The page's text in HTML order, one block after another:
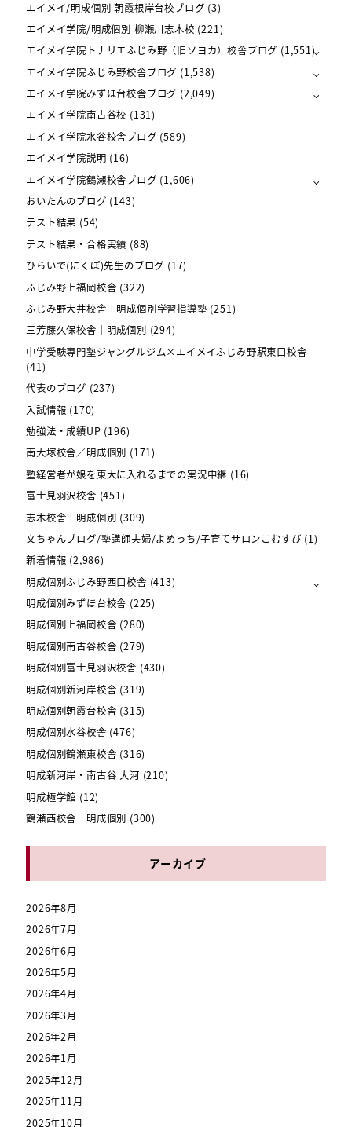
エイメイ/明成個別 朝霞根岸台校ブログ (3)
エイメイ学院/明成個別 柳瀬川志木校 (221)
エイメイ学院トナリエふじみ野（旧ソヨカ）校舎ブログ (1,551)
エイメイ学院ふじみ野校舎ブログ (1,538)
エイメイ学院みずほ台校舎ブログ (2,049)
エイメイ学院南古谷校 (131)
エイメイ学院水谷校舎ブログ (589)
エイメイ学院説明 (16)
エイメイ学院鶴瀬校舎ブログ (1,606)
おいたんのブログ (143)
テスト結果 (54)
テスト結果・合格実績 (88)
ひらいで(にくぽ)先生のブログ (17)
ふじみ野上福岡校舎 (322)
ふじみ野大井校舎｜明成個別学習指導塾 (251)
三芳藤久保校舎｜明成個別 (294)
中学受験専門塾ジャングルジム×エイメイふじみ野駅東口校舎
(41)
代表のブログ (237)
入試情報 (170)
勉強法・成績UP (196)
南大塚校舎／明成個別 (171)
塾経営者が娘を東大に入れるまでの実況中継 (16)
富士見羽沢校舎 (451)
志木校舎｜明成個別 (309)
文ちゃんブログ/塾講師夫婦/よめっち/子育てサロンこむすび (1)
新着情報 (2,986)
明成個別ふじみ野西口校舎 (413)
明成個別みずほ台校舎 (225)
明成個別上福岡校舎 (280)
明成個別南古谷校舎 (279)
明成個別富士見羽沢校舎 (430)
明成個別新河岸校舎 (319)
明成個別朝霞台校舎 (315)
明成個別水谷校舎 (476)
明成個別鶴瀬東校舎 (316)
明成新河岸・南古谷 大河 (210)
明成極学館 (12)
鶴瀬西校舎 明成個別 (300)
アーカイブ
2026年8月
2026年7月
2026年6月
2026年5月
2026年4月
2026年3月
2026年2月
2026年1月
2025年12月
2025年11月
2025年10月